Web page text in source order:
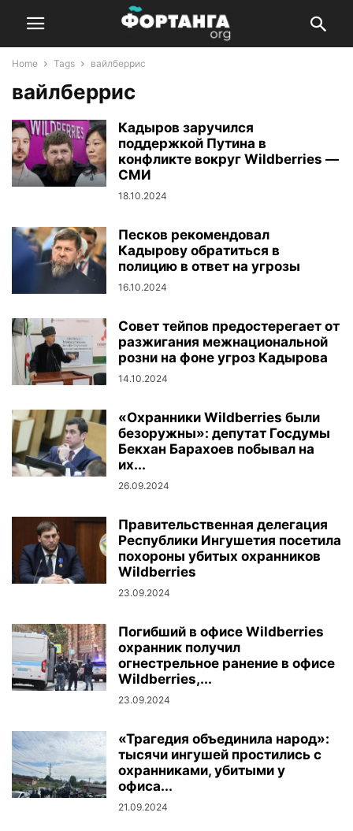
Home Tags вайлберрис
вайлберрис
Кадыров заручился
поддержкой Путина в
конфликте вокруг Wildberries —
СМИ
18.10.2024
Песков рекомендовал
Кадырову обратиться в
полицию в ответ на угрозы
16.10.2024
Совет тейпов предостерегает от
разжигания межнациональной
розни на фоне угроз Кадырова
14.10.2024
«Охранники Wildberries были
безоружны»: депутат Госдумы
Бекхан Барахоев побывал на
их...
26.09.2024
Правительственная делегация
Республики Ингушетия посетила
похороны убитых охранников
Wildberries
23.09.2024
Погибший в офисе Wildberries
охранник получил
огнестрельное ранение в офисе
Wildberries,...
23.09.2024
«Трагедия объединила народ»:
тысячи ингушей простились с
охранниками, убитыми у
офиса...
21.09.2024